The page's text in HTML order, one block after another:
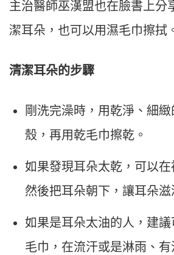
主治醫師巫漢盟也在臉書上分
潔耳朵，也可以用濕毛巾擦拭
清潔耳朵的步驟
剛洗完澡時，用乾淨、細
殼，再用乾毛巾擦乾。
如果發現耳朵太乾，可以在
然後把耳朵朝下，讓耳朵滋
如果是耳朵太油的人，建
毛巾，在流汗或是淋雨、有